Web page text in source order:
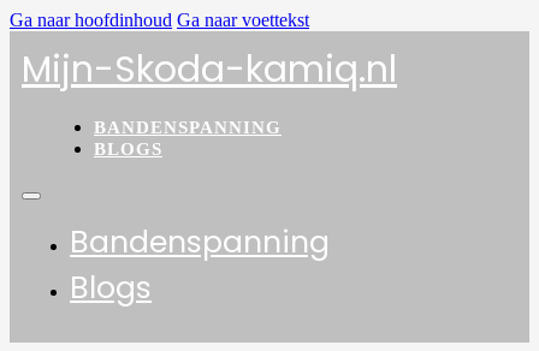
Ga naar hoofdinhoud Ga naar voettekst
Mijn-Skoda-kamiq.nl
BANDENSPANNING
BLOGS
Bandenspanning
Blogs